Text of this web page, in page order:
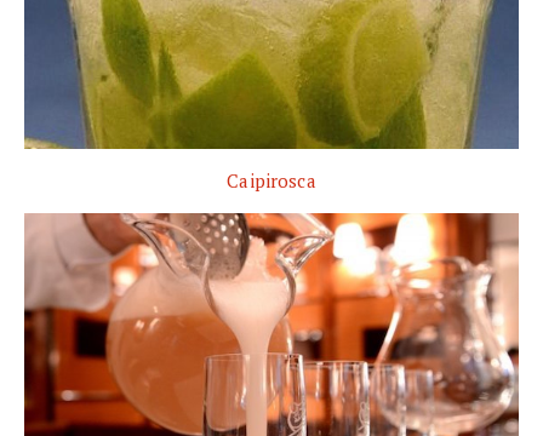
Caipirosca